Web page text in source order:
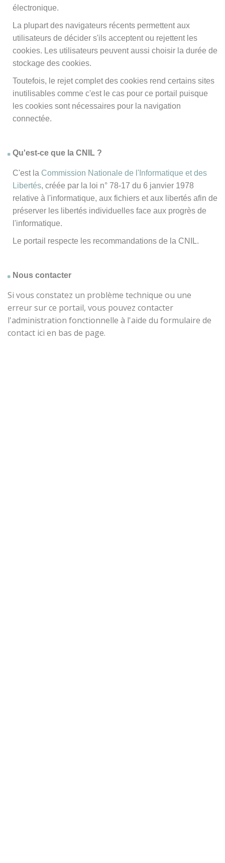
électronique.
La plupart des navigateurs récents permettent aux
utilisateurs de décider s'ils acceptent ou rejettent les
cookies. Les utilisateurs peuvent aussi choisir la durée de
stockage des cookies.
Toutefois, le rejet complet des cookies rend certains sites
inutilisables comme c'est le cas pour ce portail puisque
les cookies sont nécessaires pour la navigation
connectée.
Qu'est-ce que la CNIL ?
C'est la Commission Nationale de l'Informatique et des
Libertés, créée par la loi n° 78-17 du 6 janvier 1978
relative à l'informatique, aux fichiers et aux libertés afin de
préserver les libertés individuelles face aux progrès de
l'informatique.
Le portail respecte les recommandations de la CNIL.
Nous contacter
Si vous constatez un problème technique ou une
erreur sur ce portail, vous pouvez contacter
l'administration fonctionnelle à l'aide du formulaire de
contact ici en bas de page.